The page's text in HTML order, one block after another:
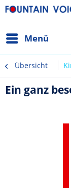
Menü
Übersicht
Ein ganz